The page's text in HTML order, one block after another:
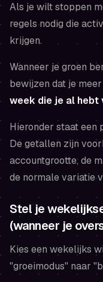
Als je wilt stoppen
regels nodig die
krijgen.
Wanneer je groen
bewijzen dat je
week die je al hebt
Hieronder staat een
De getallen zijn
accountgrootte, de
de normale variatie
Stel je
(wanneer je
Kies een wekelijks
"groeimodus" naar